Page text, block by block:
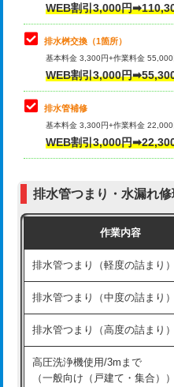
マス交換（深さ50㎝以上）
コンクリート斫り（厚さ10㎝ま
コンクリート斫り（厚さ10㎝
モルタル補修（厚さ10㎝まで）
モルタル補修（厚さ10㎝超え
追加人工
※給水管工事は20mmまでの
交換・取付（タンク）
交換・取付(単水栓（壁付・デ
式）)
交換・取付(混合水栓（壁付・
式・ワンホール）)
交換・取付(排水栓・排水トラ
交換・取付（その他部品）
持込商品取付（単水栓）
持込商品取付（混合水栓）
持込商品取付（浄水器・分岐
給水管工事※（ホール加工)
給水管工事※（バンド止め)
給水管工事※（支持金具設置)
WEB割引3,000円
排水桝交換（1箇所）
基本料金 3,300円+作業料金
WEB割引3,000円
排水管補修
基本料金 3,300円+作業料金
WEB割引3,000円
排水管つまり・水漏れ
作業内容
排水管つまり（軽度の詰まり）
排水管つまり（中度の詰まり）
排水管つまり（高度の詰まり）
高圧洗浄機使用/3mまで
（一般向け（戸建て・集合））